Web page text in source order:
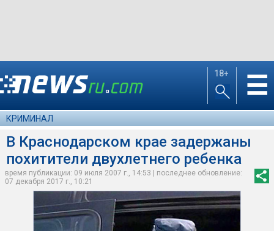
18+ ☰
КРИМИНАЛ
В Краснодарском крае задержаны
похитители двухлетнего ребенка
время публикации: 09 июля 2007 г., 14:53 | последнее обновление:
07 декабря 2017 г., 10:21